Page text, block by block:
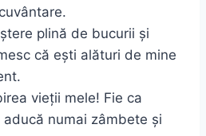
plină de bucurii și
că ești alături de mine
vieții mele! Fie ca
numai zâmbete și